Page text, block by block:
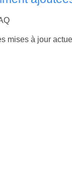
mises à jour